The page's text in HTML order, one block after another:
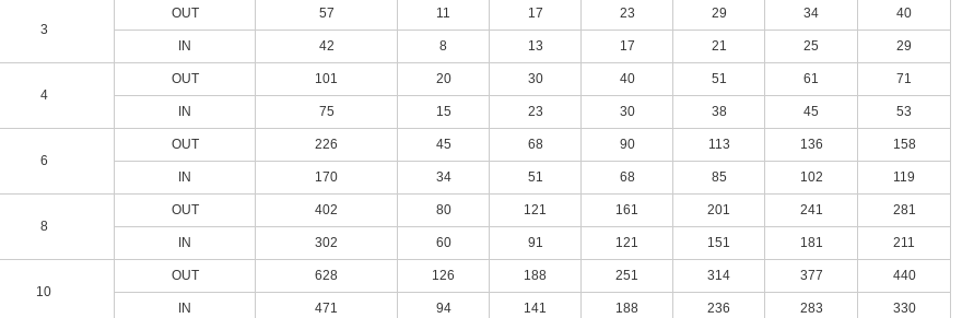
3
OUT 57 11 17 23 29 34 40
IN 42 8 13 17 21 25 29
4
OUT 101 20 30 40 51 61 71
IN 75 15 23 30 38 45 53
6
OUT 226 45 68 90 113 136 158
IN 170 34 51 68 85 102 119
8
OUT 402 80 121 161 201 241 281
IN 302 60 91 121 151 181 211
10
OUT 628 126 188 251 314 377 440
IN 471 94 141 188 236 283 330